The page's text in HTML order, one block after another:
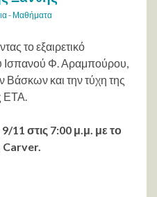
- Μαθήματα
το εξαιρετικό
Ισπανού Φ. Αραμπούρου,
Βάσκων και την τύχη της
ΕΤΑ.
11 στις 7:00 μ.μ. με το
Carver.